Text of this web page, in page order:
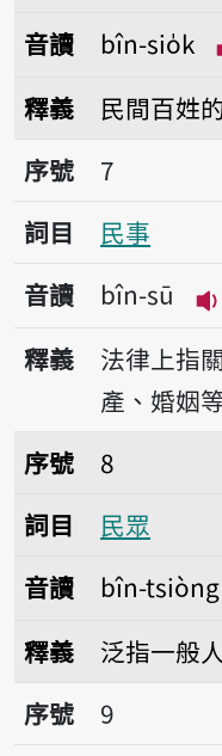
音讀
bîn-sio̍k
釋義
民間百姓
序號7民事
序號
7
詞目
民事
音讀
bîn-sū
釋義
法律上指
產、婚姻
序號8民眾
序號
8
詞目
民眾
音讀
bîn-tsiòng
釋義
泛指一般
序號9民族
序號
9